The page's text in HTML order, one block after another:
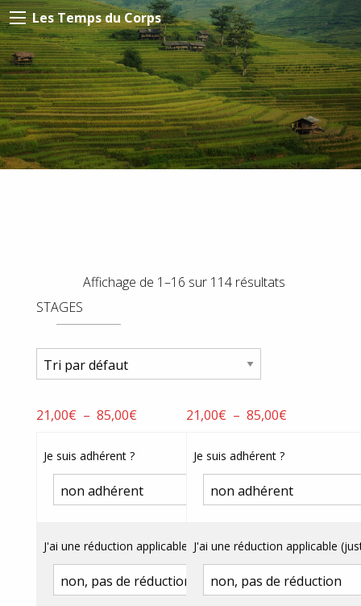
Les Temps du Corps
STAGES
Affichage de 1–16 sur 114 résultats
21,00€ – 85,00€Plage
21,00€
à
Je suis adhérent ?
J'ai une réduction applicable (justificatif obligatoire) ?
21,00€ – 85,00€
21,00€
à
Je suis adhérent ?
J'ai une réduction applicable